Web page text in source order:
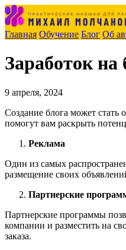
Главная Обучение Блог Об
Заработок
9 апреля, 2024
Создание блога может стать
помогут вам раскрыть
Реклама
Один из самых
размещение своих
Партнерские
Партнерские программы
компании и разместить на
заказа.